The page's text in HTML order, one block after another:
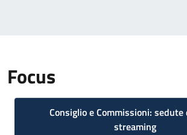
Focus
Consiglio e Commissioni:
streaming